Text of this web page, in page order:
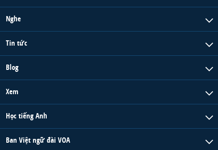
Nghe
Tin tức
Blog
Xem
Học tiếng Anh
Ban Việt ngữ đài VOA